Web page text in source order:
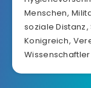
Menschen,
soziale Distanz,
Konigreich,
Wissenschaftler